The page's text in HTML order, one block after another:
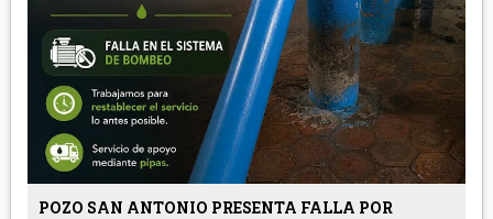
POZO SAN ANTONIO PRESENTA FALLA POR